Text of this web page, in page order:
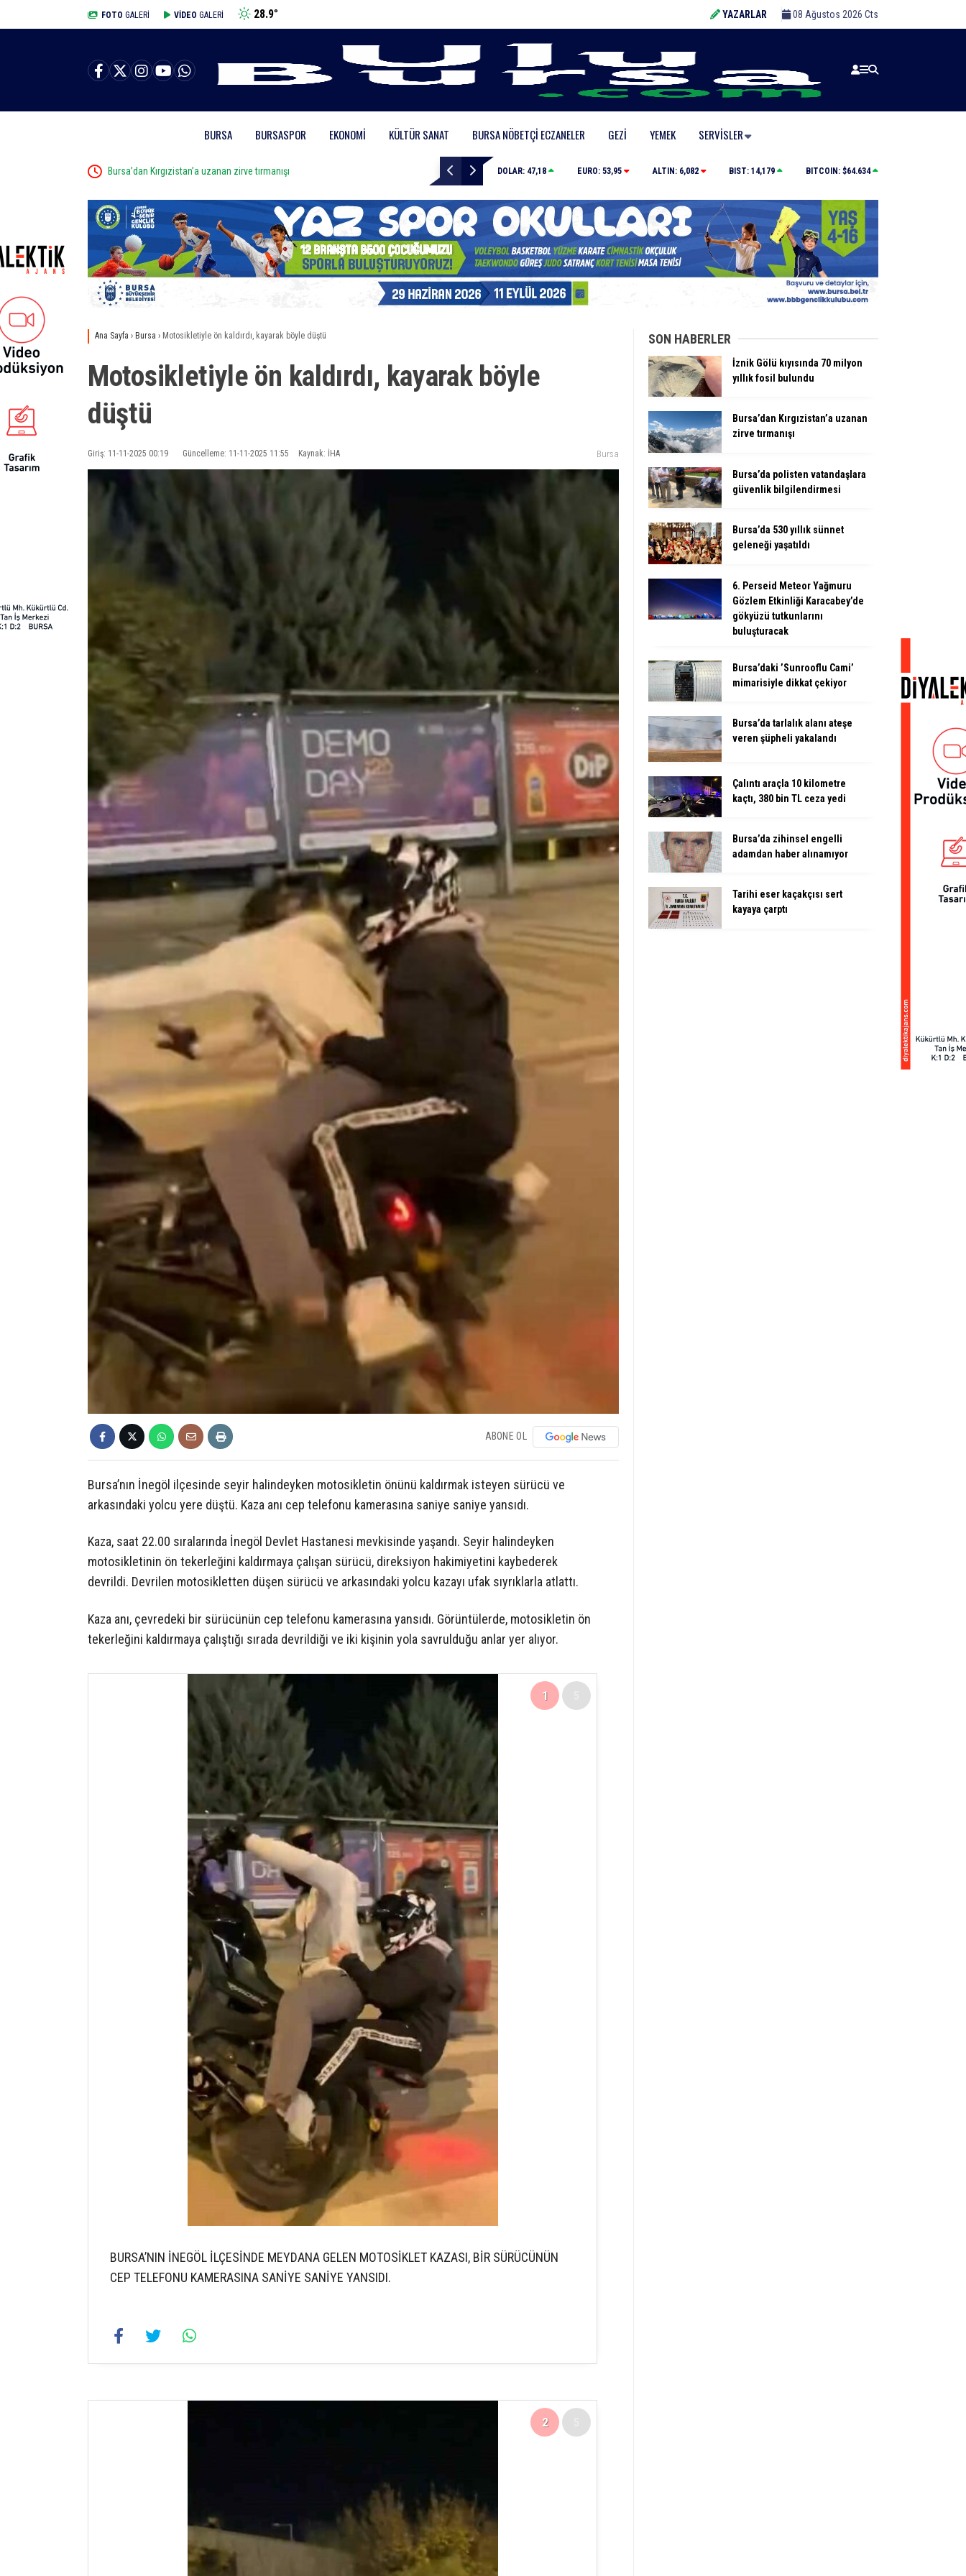
FOTO GALERİ VİDEO GALERİ 28.9° YAZARLAR 08 Ağustos 2026 Cts
BURSA BURSASPOR EKONOMI KÜLTÜR SANAT BURSA NÖBETÇI ECZANELER GEZI YEMEK SERVISLER
Bursa’dan Kırgızistan’a uzanan zirve tırmanışı Bursa’da polisten vatandaşlara güvenlik bilgilendirmesi Bursa’da 530 yıllık sünnet geleneği yaşatıldı
DOLAR: 47,18 EURO: 53,95 ALTIN: 6,082 BIST: 14,179 BITCOIN: $64.634
Ana Sayfa › Bursa › Motosikletiyle ön kaldırdı, kayarak böyle düştü
Motosikletiyle ön kaldırdı, kayarak böyle
düştü
Giriş: 11-11-2025 00:19 Güncelleme: 11-11-2025 11:55 Kaynak: İHA Bursa
ABONE OL
Bursa’nın İnegöl ilçesinde seyir halindeyken motosikletin önünü kaldırmak isteyen sürücü ve
arkasındaki yolcu yere düştü. Kaza anı cep telefonu kamerasına saniye saniye yansıdı.
Kaza, saat 22.00 sıralarında İnegöl Devlet Hastanesi mevkisinde yaşandı. Seyir halindeyken
motosikletinin ön tekerleğini kaldırmaya çalışan sürücü, direksiyon hakimiyetini kaybederek
devrildi. Devrilen motosikletten düşen sürücü ve arkasındaki yolcu kazayı ufak sıyrıklarla atlattı.
Kaza anı, çevredeki bir sürücünün cep telefonu kamerasına yansıdı. Görüntülerde, motosikletin ön
tekerleğini kaldırmaya çalıştığı sırada devrildiği ve iki kişinin yola savrulduğu anlar yer alıyor.
1
BURSA’NIN İNEGÖL İLÇESİNDE MEYDANA GELEN MOTOSİKLET KAZASI, BİR SÜRÜCÜNÜN
CEP TELEFONU KAMERASINA SANİYE SANİYE YANSIDI.
2
SON HABERLER
İznik Gölü kıyısında 70 milyon
yıllık fosil bulundu
Bursa’dan Kırgızistan’a uzanan
zirve tırmanışı
Bursa’da polisten vatandaşlara
güvenlik bilgilendirmesi
Bursa’da 530 yıllık sünnet
geleneği yaşatıldı
6. Perseid Meteor Yağmuru
Gözlem Etkinliği Karacabey’de
gökyüzü tutkunlarını
buluşturacak
Bursa’daki ’Sunrooflu Cami’
mimarisiyle dikkat çekiyor
Bursa’da tarlalık alanı ateşe
veren şüpheli yakalandı
Çalıntı araçla 10 kilometre
kaçtı, 380 bin TL ceza yedi
Bursa’da zihinsel engelli
adamdan haber alınamıyor
Tarihi eser kaçakçısı sert
kayaya çarptı